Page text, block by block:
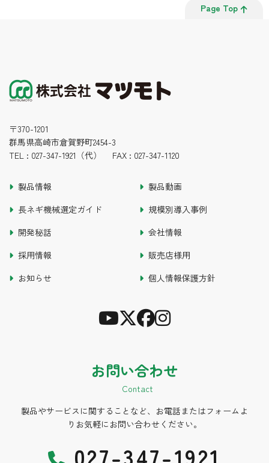
Page Top
〒370-1201
群馬県高崎市倉賀野町2454-3
TEL : 027-347-1921（代） FAX : 027-347-1120
製品情報
製品動画
長ネギ機械選定ガイド
規模別導入事例
開発秘話
会社情報
採用情報
販売店様用
お知らせ
個人情報保護方針
お問い合わせ
Contact
製品やサービスに関することなど、お電話またはフォームよ
りお気軽にお問い合わせください。
027-347-1921